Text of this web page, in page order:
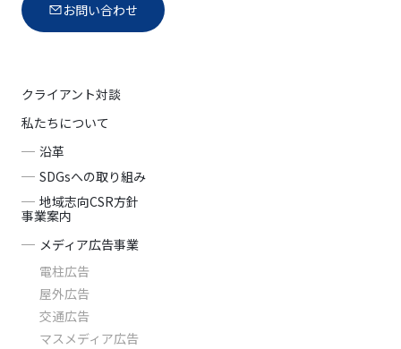
お問い合わせ
クライアント対談
私たちについて
沿革
SDGsへの取り組み
地域志向CSR方針
事業案内
メディア広告事業
電柱広告
屋外広告
交通広告
マスメディア広告